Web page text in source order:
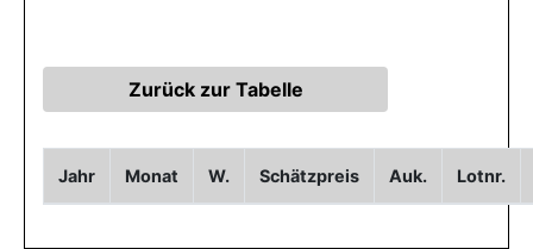
Jahr Monat W. Schätzpreis Auk. Lotnr.